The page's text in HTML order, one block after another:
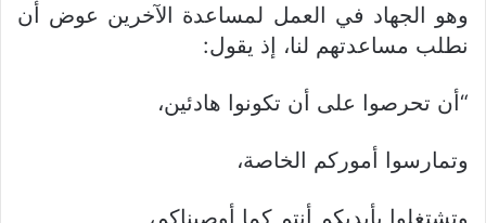
وهو الجهاد في العمل لمساعدة الآخرين عوض أن
نطلب مساعدتهم لنا، إذ يقول:
“أن تحرصوا على أن تكونوا هادئين،
وتمارسوا أموركم الخاصة،
وتشتغلوا بأيديكم أنتم كما أوصيناكم،